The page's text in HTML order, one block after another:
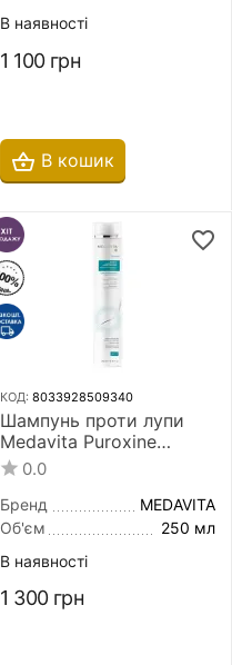
В наявності
1 100 грн
В кошик
КОД: 8033928509340
Шампунь проти лупи
Medavita Puroxine
Instant Anti-Dandruff
Shampoo 250 мл
0.0
Бренд
MEDAVITA
Об'єм
250 мл
В наявності
1 300 грн